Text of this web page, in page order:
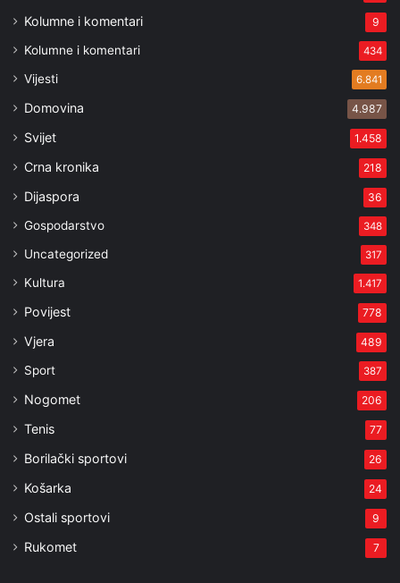
Kolumne i komentari 9
Kolumne i komentari 434
Vijesti 6.841
Domovina 4.987
Svijet 1.458
Crna kronika 218
Dijaspora 36
Gospodarstvo 348
Uncategorized 317
Kultura 1.417
Povijest 778
Vjera 489
Sport 387
Nogomet 206
Tenis 77
Borilački sportovi 26
Košarka 24
Ostali sportovi 9
Rukomet 7